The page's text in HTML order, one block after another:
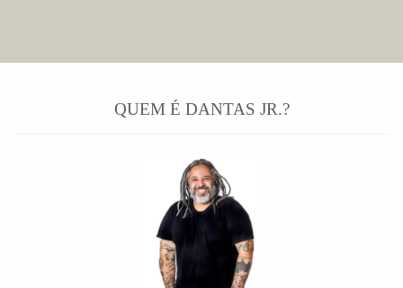
QUEM É DANTAS JR.?